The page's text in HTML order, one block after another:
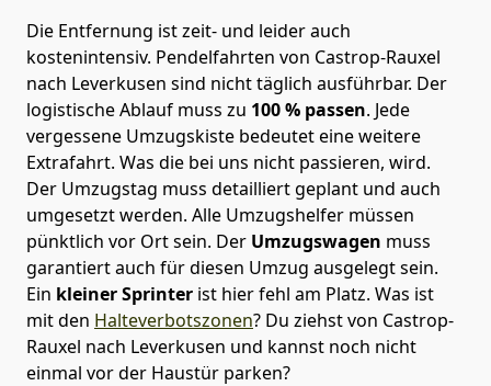
Die Entfernung ist zeit- und leider auch
kostenintensiv. Pendelfahrten von Castrop-Rauxel
nach Leverkusen sind nicht täglich ausführbar. Der
logistische Ablauf muss zu 100 % passen. Jede
vergessene Umzugskiste bedeutet eine weitere
Extrafahrt. Was die bei uns nicht passieren, wird.
Der Umzugstag muss detailliert geplant und auch
umgesetzt werden. Alle Umzugshelfer müssen
pünktlich vor Ort sein. Der Umzugswagen muss
garantiert auch für diesen Umzug ausgelegt sein.
Ein kleiner Sprinter ist hier fehl am Platz. Was ist
mit den Halteverbotszonen? Du ziehst von Castrop-
Rauxel nach Leverkusen und kannst noch nicht
einmal vor der Haustür parken?